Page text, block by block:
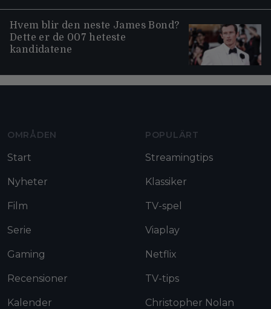
Hvem blir den neste James Bond?
Dette er de 007 heteste
kandidatene
OMRÅDEN
Start
Nyheter
Film
Serie
Gaming
Recensioner
Kalender
POPULÄRT
Streamingtips
Klassiker
TV-spel
Viaplay
Netflix
TV-tips
Christopher Nolan